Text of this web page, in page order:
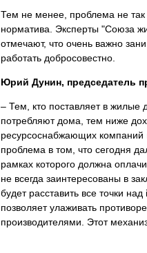
Тем не менее, проблема не так
норматива. Эксперты "Союза
отмечают, что очень важно
работать добросовестно.
Юрий Дунин, председатель
– Тем, кто поставляет в жилые
потребляют дома, тем ниже
ресурсоснабжающих компаний
проблема в том, что сегодня
рамках которого должна
не всегда заинтересованы в
будет расставить все точки
позволяет улаживать
производителями. Этот